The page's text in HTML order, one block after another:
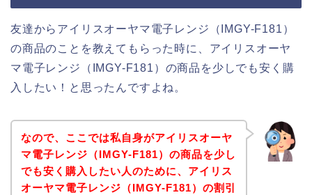
友達からアイリスオーヤマ電子レンジ（IMGY-F181）
の商品のことを教えてもらった時に、アイリスオーヤ
マ電子レンジ（IMGY-F181）の商品を少しでも安く購
入したい！と思ったんですよね。
なので、ここでは私自身がアイリスオーヤ
マ電子レンジ（IMGY-F181）の商品を少し
でも安く購入したい人のために、アイリス
オーヤマ電子レンジ（IMGY-F181）の割引